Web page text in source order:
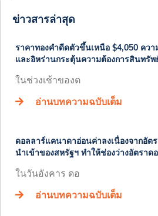
ข่าวสารล่าสุด
ราคาทองคำดีดตัวขึ้นเหนือ $4,050 คว
และอิหร่านกระตุ้นความต้องการสินทรั
ในช่วงเช้าของต
อ่านบทความฉบับเต็ม
ดอลลาร์แคนาดาอ่อนค่าลงเนื่องจากอัต
นำเข้าของสหรัฐฯ ทำให้ช่องว่างอัตราด
ในวันอังคาร ดอ
อ่านบทความฉบับเต็ม